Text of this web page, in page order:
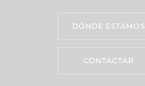
DÓNDE ESTAMOS
CONTACTAR